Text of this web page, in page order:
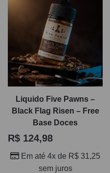
Liquido Five Pawns –
Black Flag Risen – Free
Base Doces
R$ 124,98
Em até 4x de R$ 31,25
sem juros